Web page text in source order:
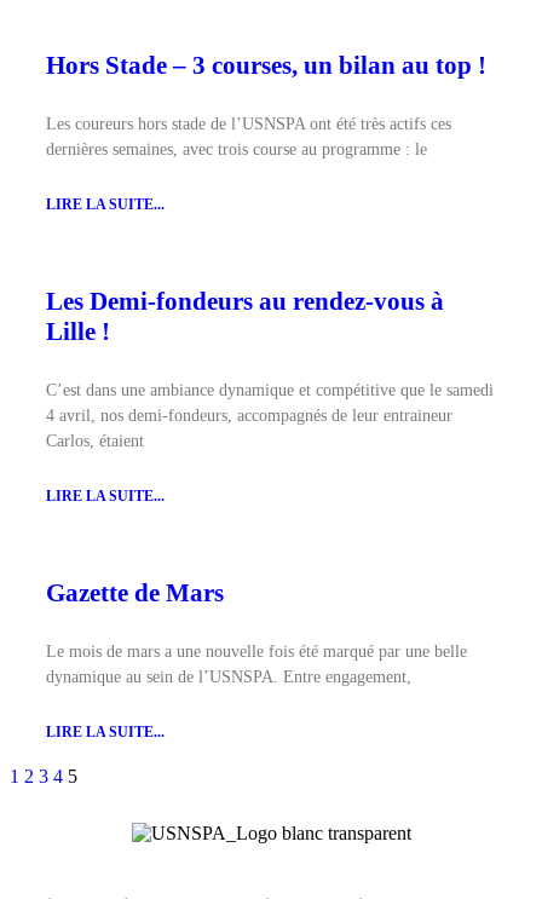
Hors Stade – 3 courses, un bilan au top !
Les coureurs hors stade de l’USNSPA ont été très actifs ces
dernières semaines, avec trois course au programme : le
LIRE LA SUITE...
Les Demi-fondeurs au rendez-vous à
Lille !
C’est dans une ambiance dynamique et compétitive que le samedi
4 avril, nos demi-fondeurs, accompagnés de leur entraineur
Carlos, étaient
LIRE LA SUITE...
Gazette de Mars
Le mois de mars a une nouvelle fois été marqué par une belle
dynamique au sein de l’USNSPA. Entre engagement,
LIRE LA SUITE...
1 2 3 4 5